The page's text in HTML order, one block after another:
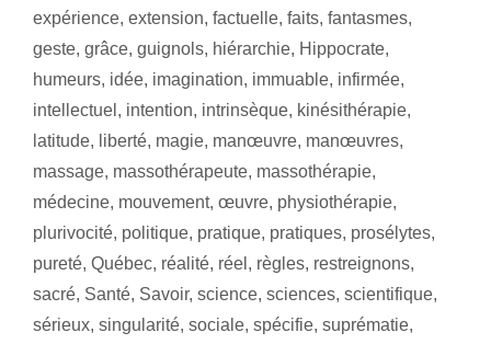
expérience, extension, factuelle, faits, fantasmes,
geste, grâce, guignols, hiérarchie, Hippocrate,
humeurs, idée, imagination, immuable, infirmée,
intellectuel , intention, intrinsèque, kinésithérapie,
latitude, liberté, magie, manœuvre, manœuvres,
massage, massothérapeute, massothérapie,
médecine, mouvement, œuvre, physiothérapie,
plurivocité, politique, pratique, pratiques, prosélytes,
pureté, Québec, réalité, réel , règles, restreignons,
sacré, Santé, Savoir, science, sciences, scientifique,
sérieux, singularité, sociale, spécifie, suprématie,